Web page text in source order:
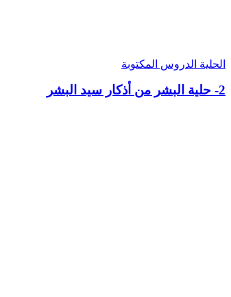
الحلية الدروس المكتوبة
2- حلية البشر من أذكار سيد البشر